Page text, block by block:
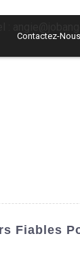
Contactez-Nous
Fiables